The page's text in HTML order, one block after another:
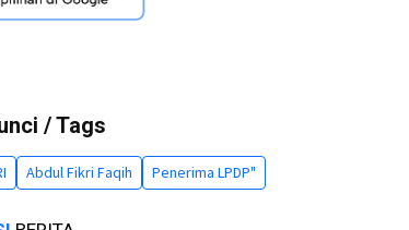
/ Tags
Abdul Fikri Faqih Penerima LPDP"